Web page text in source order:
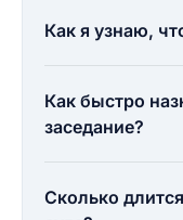
Как я узнаю,
Как быстро
заседание?
Сколько